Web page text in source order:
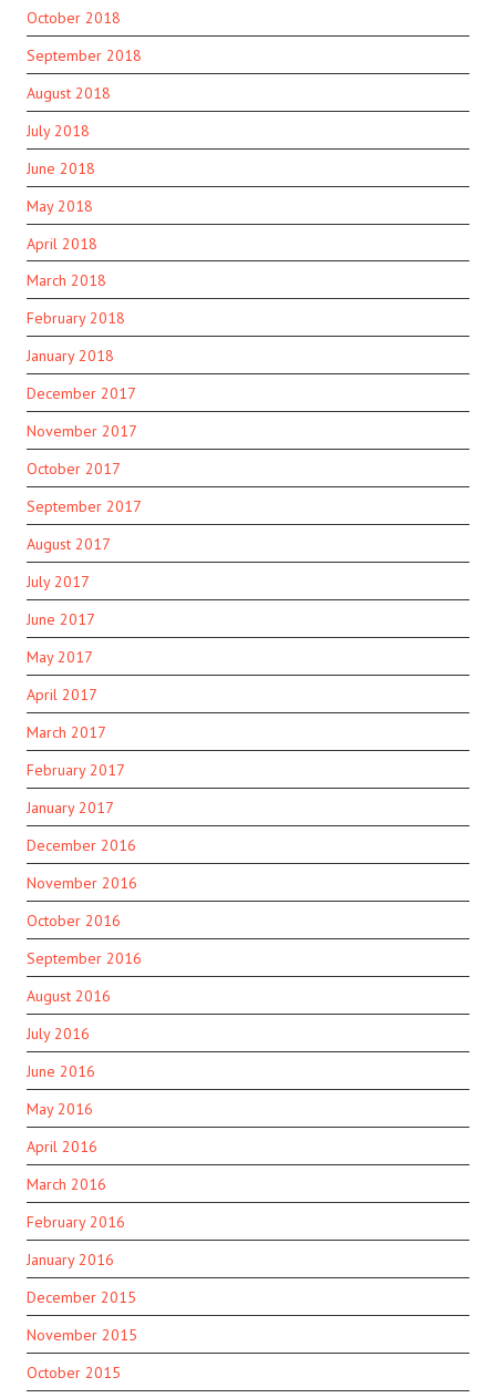
October 2018
September 2018
August 2018
July 2018
June 2018
May 2018
April 2018
March 2018
February 2018
January 2018
December 2017
November 2017
October 2017
September 2017
August 2017
July 2017
June 2017
May 2017
April 2017
March 2017
February 2017
January 2017
December 2016
November 2016
October 2016
September 2016
August 2016
July 2016
June 2016
May 2016
April 2016
March 2016
February 2016
January 2016
December 2015
November 2015
October 2015